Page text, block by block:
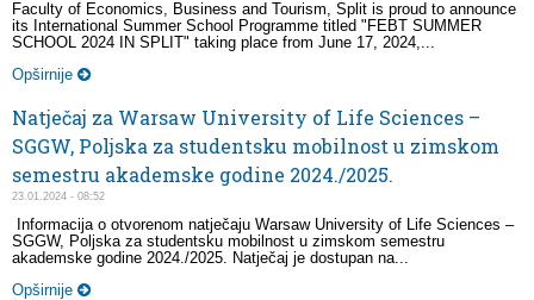
Faculty of Economics, Business and Tourism, Split is proud to announce
its International Summer School Programme titled "FEBT SUMMER
SCHOOL 2024 IN SPLIT" taking place from June 17, 2024,...
Opširnije
Natječaj za Warsaw University of Life Sciences –
SGGW, Poljska za studentsku mobilnost u zimskom
semestru akademske godine 2024./2025.
23.01.2024 - 08:52
Informacija o otvorenom natječaju Warsaw University of Life Sciences –
SGGW, Poljska za studentsku mobilnost u zimskom semestru
akademske godine 2024./2025. Natječaj je dostupan na...
Opširnije